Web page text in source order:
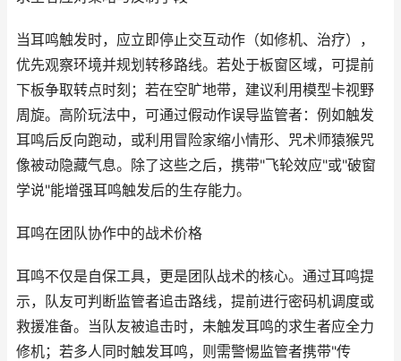
当耳鸣触发时，应立即停止交互动作（如修机、治疗），
优先观察环境并规划转移路线。若处于板窗区域，可提前
下板争取转点时刻；若在空旷地带，建议利用模型卡视野
周旋。高阶玩法中，可通过假动作误导监管者：例如触发
耳鸣后反向跑动，或利用冒险家缩小情形、咒术师猿猴咒
像被动隐藏气息。除了这些之后，携带"飞轮效应"或"破窗
学说"能增强耳鸣触发后的生存能力。
耳鸣在团队协作中的战术价格
耳鸣不仅是自保工具，更是团队战术的核心。通过耳鸣提
示，队友可判断监管者追击路线，提前进行密码机调度或
救援准备。当队友被追击时，未触发耳鸣的求生者应全力
修机；若多人同时触发耳鸣，则需警惕监管者携带"传